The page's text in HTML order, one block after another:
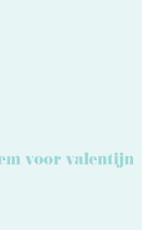
voor valentijn